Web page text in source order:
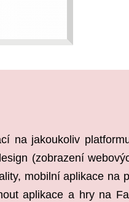
na jakoukoliv
(zobrazení
mobilní aplikace na
aplikace a hry na